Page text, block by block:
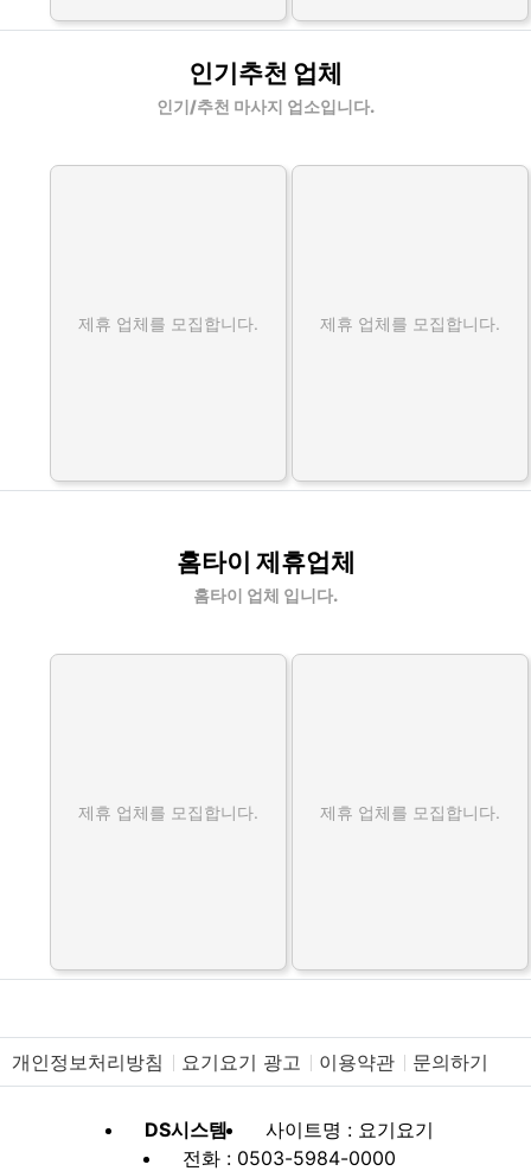
인기추천 업체
인기/추천 마사지 업소입니다.
제휴 업체를 모집합니다. 제휴 업체를 모집합니다.
홈타이 제휴업체
홈타이 업체 입니다.
제휴 업체를 모집합니다. 제휴 업체를 모집합니다.
개인정보처리방침 요기요기 광고 이용약관 문의하기
DS시스템
사이트명 : 요기요기
전화 : 0503-5984-0000